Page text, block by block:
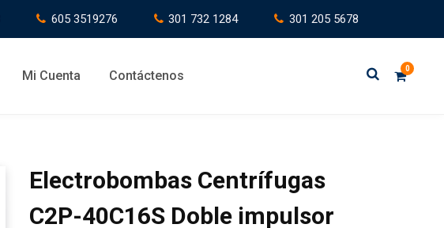
605 3519276 301 732 1284 301 205 5678
Mi Cuenta Contáctenos 0
Electrobombas Centrífugas
C2P-40C16S Doble impulsor